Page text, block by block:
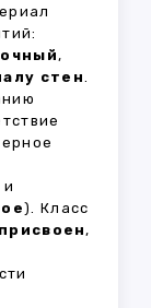
,
стен.
и
). Класс
,